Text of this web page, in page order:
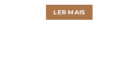
LER MAIS